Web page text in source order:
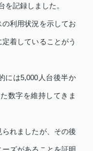
を記録しました。
利用状況を示してお
着していることがう
には5,000人台後半か
数字を維持してきま
れましたが、その後
ズがあることを証明